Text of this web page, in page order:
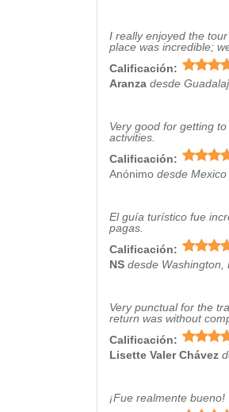
I really enjoyed the
place was incredible;
Calificación:
Aranza desde
Very good for getting
activities.
Calificación:
Anónimo desde Mexico
El guía turístico fue
pagas.
Calificación:
NS desde Washington,
Very punctual for the
return was without
Calificación:
Lisette Valer Chávez
¡Fue realmente bueno!